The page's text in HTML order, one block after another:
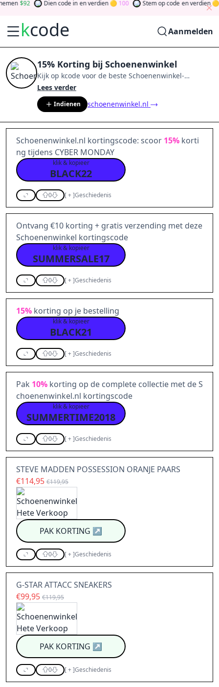
92 Dien code in en verdien 100 Stem op code en verdien 0
kcode Aanmelden
15% Korting bij Schoenenwinkel
Kijk op kcode voor de beste Schoenenwinkel-
aanbiedingen van
community en verdien tokens door bij te dragen via
stemmen, testen, delen en meer. Drehen Sie den
Glücksklee und gewinnen Sie Geld
Lees verder
Indienen schoenenwinkel.nl
Schoenenwinkel.nl kortingscode: scoor 15% korti
ng tijdens CYBER MONDAY
klik & kopieer
BLACK22
0 [+]Geschiedenis
Ontvang €10 korting + gratis verzending met deze
Schoenenwinkel kortingscode
klik & kopieer
SUMMERSALE17
0 [+]Geschiedenis
15% korting op je bestelling
klik & kopieer
BLACK21
0 [+]Geschiedenis
Pak 10% korting op de complete collectie met de S
choenenwinkel.nl kortingscode
klik & kopieer
SUMMERTIME2018
0 [+]Geschiedenis
STEVE MADDEN POSSESSION ORANJE PAARS
€114,95 €119,95
PAK KORTING ↗
0 [+]Geschiedenis
G-STAR ATTACC SNEAKERS
€99,95 €119,95
PAK KORTING ↗
0 [+]Geschiedenis